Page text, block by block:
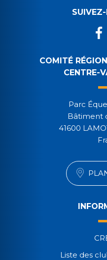
COMITÉ
CENTRE-
Parc
Bâtiment
41600
Liste des